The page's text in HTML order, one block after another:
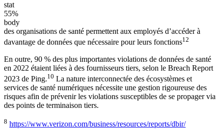
stat
55%
body
des organisations de santé permettent aux employés d’accéder à
davantage de données que nécessaire pour leurs fonctions12
En outre, 90 % des plus importantes violations de données de santé
en 2022 étaient liées à des fournisseurs tiers, selon le Breach Report
2023 de Ping.10 La nature interconnectée des écosystèmes et
services de santé numériques nécessite une gestion rigoureuse des
risques afin de prévenir les violations susceptibles de se propager via
des points de terminaison tiers.
8 https://www.verizon.com/business/resources/reports/dbir/